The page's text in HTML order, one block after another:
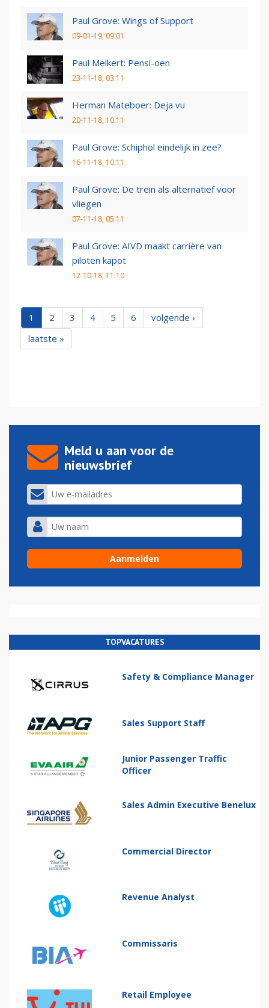
Paul Grove: Wings of Support
09-01-19, 09:01
Paul Melkert: Pensi-oen
23-11-18, 03:11
Herman Mateboer: Deja vu
20-11-18, 10:11
Paul Grove: Schiphol eindelijk in zee?
16-11-18, 10:11
Paul Grove: De trein als alternatief voor
vliegen
07-11-18, 05:11
Paul Grove: AIVD maakt carrière van
piloten kapot
12-10-18, 11:10
1 2 3 4 5 6
volgende ›
laatste »
Meld u aan voor de
nieuwsbrief
TOPVACATURES
Safety & Compliance Manager
Sales Support Staff
Junior Passenger Traffic
Officer
Sales Admin Executive Benelux
Commercial Director
Revenue Analyst
Commissaris
Retail Employee